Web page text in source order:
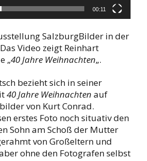
00:11
SalzburgBilder in der
Video zeigt Reinhart
„40 Jahre Weihnachten„.
bezieht sich in seiner
40 Jahre Weihnachten auf
von Kurt Conrad.
erstes Foto noch situativ den
Sohn am Schoß der Mutter
von Großeltern und
ohne den Fotografen selbst